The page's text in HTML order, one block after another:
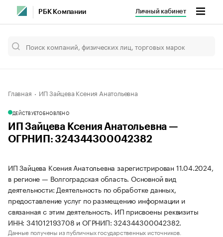
РБК Компании Личный кабинет
Главная ИП Зайцева Ксения Анатольевна
ДЕЙСТВУЕТОБНОВЛЕНО
ИП Зайцева Ксения Анатольевна —
ОГРНИП: 324344300042382
ИП Зайцева Ксения Анатольевна зарегистрирован 11.04.2024,
в регионе — Волгоградская область. Основной вид
деятельности: Деятельность по обработке данных,
предоставление услуг по размещению информации и
связанная с этим деятельность. ИП присвоены реквизиты
ИНН: 341012193708 и ОГРНИП: 324344300042382.
Данные получены из публичных государственных источников.